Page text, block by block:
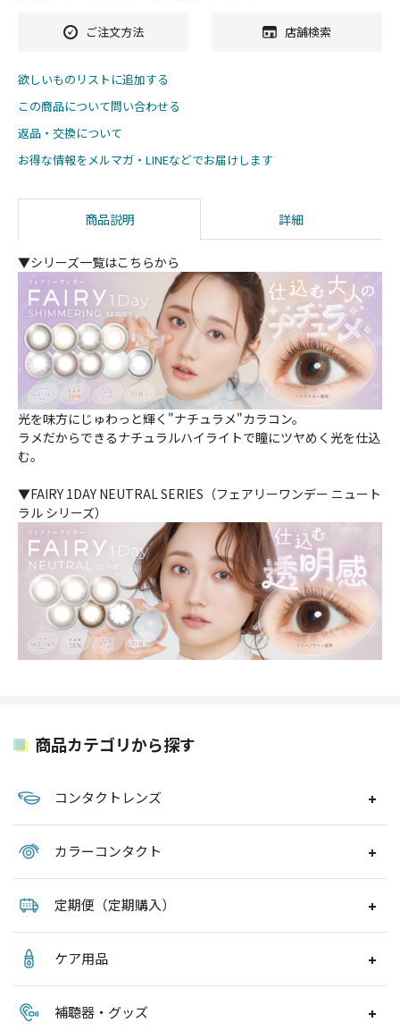
ご注文方法 店舗検索
欲しいものリストに追加する
この商品について問い合わせる
返品・交換について
お得な情報をメルマガ・LINEなどでお届けします
商品説明 詳細
▼シリーズ一覧はこちらから
光を味方にじゅわっと輝く"ナチュラメ"カラコン。
ラメだからできるナチュラルハイライトで瞳にツヤめく光を仕込
む。
▼FAIRY 1DAY NEUTRAL SERIES（フェアリーワンデー ニュート
ラル シリーズ）
商品カテゴリから探す
コンタクトレンズ
カラーコンタクト
定期便（定期購入）
ケア用品
補聴器・グッズ